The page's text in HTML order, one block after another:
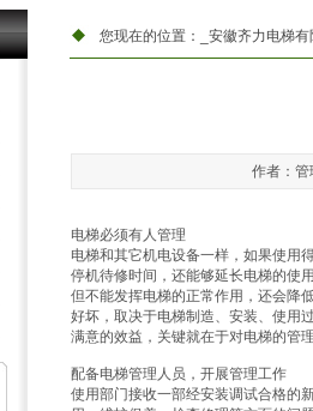
您现在的位置： _安徽齐力电梯
作者：
电梯必须有人管理
电梯和其它机电设备一样，如果使用
停机待修时间，还能够延长电梯的使
但不能发挥电梯的正常作用，还会降
好坏，取决于电梯制造、安装、使用
满意的效益，关键就在于对电梯的管
配备电梯管理人员，开展管理工作
使用部门接收一部经安装调试合格的